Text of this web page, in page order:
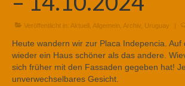
Veröffentlicht in: Aktuell Allgemein Archiv Uruguay |
Heute wandern wir zur Placa Indepencia. Auf
wieder ein Haus schöner als das andere.
sich früher mit den Fassaden gegeben hat!
unverwechselbares Gesicht.